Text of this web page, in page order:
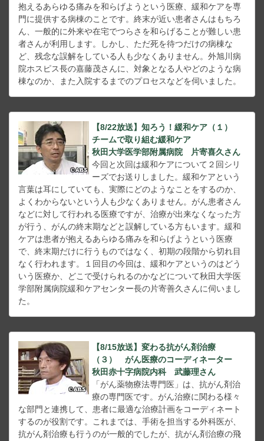
抱えるあらゆる痛みを和らげようという医療、緩和ケアを専
門に提供する病棟のことです。終末が近い患者さんはもちろ
ん、一般的に外来や在宅でつらさを和らげることが難しい患
者さんが利用します。しかし、ただ死を待つだけの病棟な
ど、残念な誤解をしている人も少なくありません。外旭川病
院ホスピス長の嘉藤茂さんに、対象となる人やどのような病
棟なのか、また入院するまでのプロセスなどを伺いました。
【8/22放送】知ろう！緩和ケア（１）
チームで取り組む緩和ケア
秋田大学医学部附属病院 片寄喜久さん
今回と次回は緩和ケアについて２回シリ
ーズでお送りしました。緩和ケアという
言葉は耳にしていても、実際にどのようなことをするのか、
よくわからないという人も少なくありません。がん患者さん
などに対して行われる医療ですが、治療が出来なくなった方
が行う、がんの終末期などと誤解している方もいます。緩和
ケアは患者が抱えるあらゆる痛みを和らげようという医療
で、終末期だけに行うものではなく、初期の段階から切れ目
なく行われます。１回目の今回は、緩和ケアというのはどう
いう医療か、どこで受けられるのかなどについて秋田大学医
学部附属病院緩和ケアセンター長の片寄善久さんに伺いまし
た。
【8/15放送】変わる抗がん剤治療
（３） がん医療のコーディネーター
秋田赤十字病院内科 武藤理さん
「がん薬物療法専門医」は、抗がん剤治
療の専門医です。がん治療に関わる様々
な部門と連携して、患者に最適な治療計画をコーディネート
するのが役割です。これまでは、手術を担当する外科医が、
抗がん剤治療も行うのが一般的でしたが、抗がん剤治療の飛